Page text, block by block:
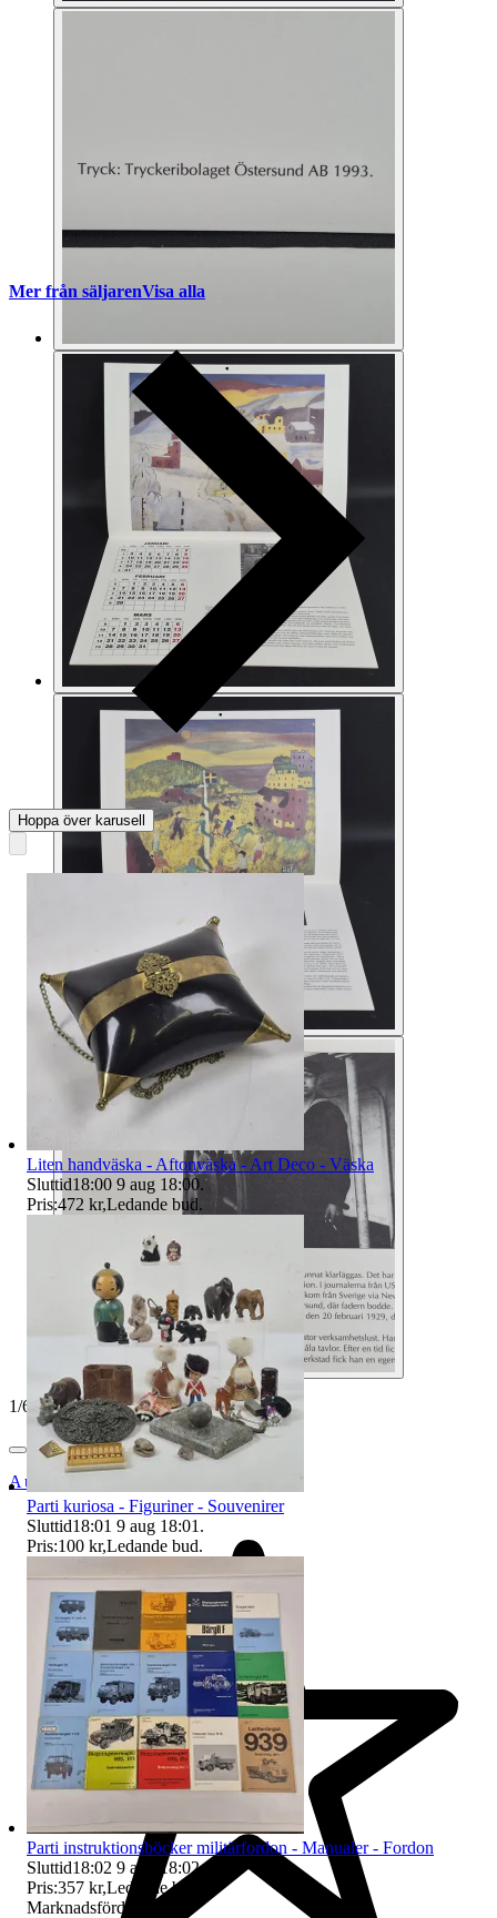
1/6
Auktionsbyra
Mer från säljarenVisa alla
Hoppa över karusell
Liten handväska - Aftonväska - Art Deco - Väska
Sluttid18:00 9 aug 18:00.
Pris:472 kr,Ledande bud.
Parti kuriosa - Figuriner - Souvenirer
Sluttid18:01 9 aug 18:01 .
Pris:100 kr,Ledande bud.
Parti instruktionsböcker militärfordon - Manualer - Fordon
Sluttid18:02 9 aug 18:02.
Pris:357 kr,Ledande bud
Marknadsförd